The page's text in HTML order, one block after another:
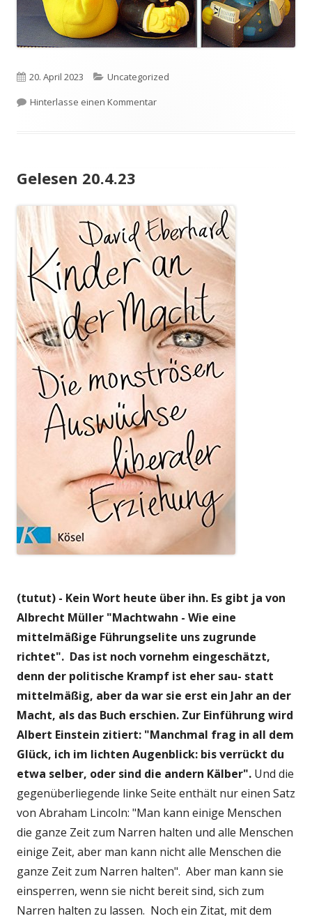
Veröffentlicht
am
20. April 2023 Kategorien
Uncategorized
Hinterlasse einen Kommentarzu Jenseits von Siebenbergen
Gelesen 20.4.23
(tutut) - Kein Wort heute über ihn. Es gibt ja von
Albrecht Müller "Machtwahn - Wie eine
mittelmäßige Führungselite uns zugrunde
richtet". Das ist noch vornehm eingeschätzt,
denn der politische Krampf ist eher sau- statt
mittelmäßig, aber da war sie erst ein Jahr an der
Macht, als das Buch erschien. Zur Einführung wird
Albert Einstein zitiert: "Manchmal frag in all dem
Glück, ich im lichten Augenblick: bis verrückt du
etwa selber, oder sind die andern Kälber". Und die
gegenüberliegende linke Seite enthält nur einen Satz
von Abraham Lincoln: "Man kann einige Menschen
die ganze Zeit zum Narren halten und alle Menschen
einige Zeit, aber man kann nicht alle Menschen die
ganze Zeit zum Narren halten". Aber man kann sie
einsperren, wenn sie nicht bereit sind, sich zum
Narren halten zu lassen. Noch ein Zitat, mit dem